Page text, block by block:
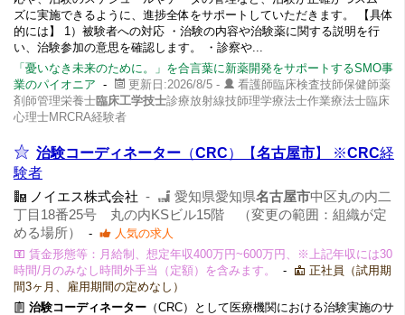
ズに実施できるように、進捗全体をサポートしていただきます。 【具体
的には】 1）被験者への対応 ・治験の内容や治験薬に関する説明を行
い、治験参加の意思を確認します。 ・診察や...
「憂いなき未来のために。」を合言葉に新薬開発をサポートするSMO事
業のパイオニア - 更新日:2026/8/5 -
看護師臨床検査技師保健師薬
剤師管理栄養士臨床工学技士診療放射線技師理学療法士作業療法士臨床
心理士MRCRA経験者
治験コーディネーター （CRC）【名古屋市】 ※CRC経
験者
ノイエス株式会社 - 愛知県愛知県名古屋市中区丸の内二
丁目18番25号 丸の内KSビル15階 （変更の範囲：組織が定
める場所）
-
人気の求人
賃金形態等：月給制、想定年収400万円~600万円、※上記年収には30
時間/月のみなし時間外手当（定額）を含みます。
-
正社員（試用期
間3ヶ月、雇用期間の定めなし）
治験コーディネーター （CRC）として医療機関における治験実施のサ